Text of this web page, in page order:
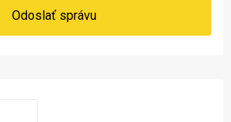
Odoslať správu